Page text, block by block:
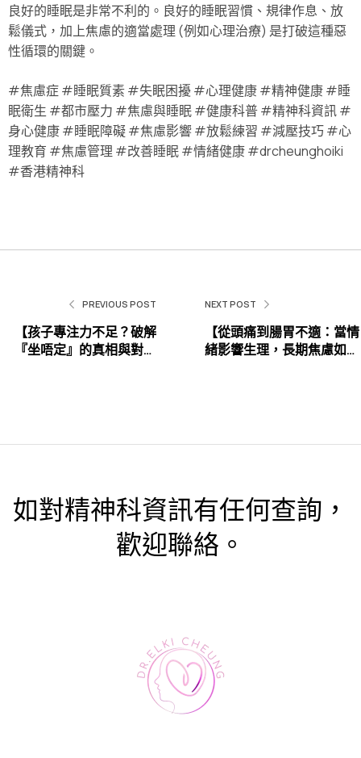
良好的睡眠是非常不利的。良好的睡眠習慣、規律作息、放
鬆儀式，加上焦慮的適當處理 (例如心理治療) 是打破這種惡
性循環的關鍵。
#焦慮症 #睡眠質素 #失眠困擾 #心理健康 #精神健康 #睡
眠衛生 #都市壓力 #焦慮與睡眠 #健康科普 #精神科資訊 #
身心健康 #睡眠障礙 #焦慮影響 #放鬆練習 #減壓技巧 #心
理教育 #焦慮管理 #改善睡眠 #情緒健康 #drcheunghoiki
#香港精神科
PREVIOUS POST
【孩子專注力不足？破解
『坐唔定』的真相與對策
NEXT POST
【從頭痛到腸胃不適：當情
緒影響生理，長期焦慮如何
如對精神科資訊有任何查詢，
歡迎聯絡。